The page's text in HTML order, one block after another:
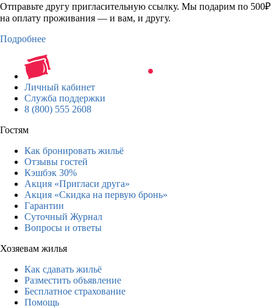
Отправьте другу пригласительную ссылку. Мы подарим по 500₽
на оплату проживания — и вам, и другу.
Подробнее
Личный кабинет
Служба поддержки
8 (800) 555 2608
Гостям
Как бронировать жильё
Отзывы гостей
Кэшбэк 30%
Акция «Пригласи друга»
Акция «Скидка на первую бронь»
Гарантии
Суточный Журнал
Вопросы и ответы
Хозяевам жилья
Как сдавать жильё
Разместить объявление
Бесплатное страхование
Помощь